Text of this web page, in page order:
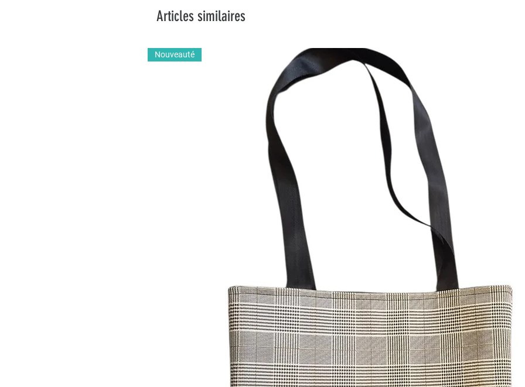
Articles similaires
Nouveauté